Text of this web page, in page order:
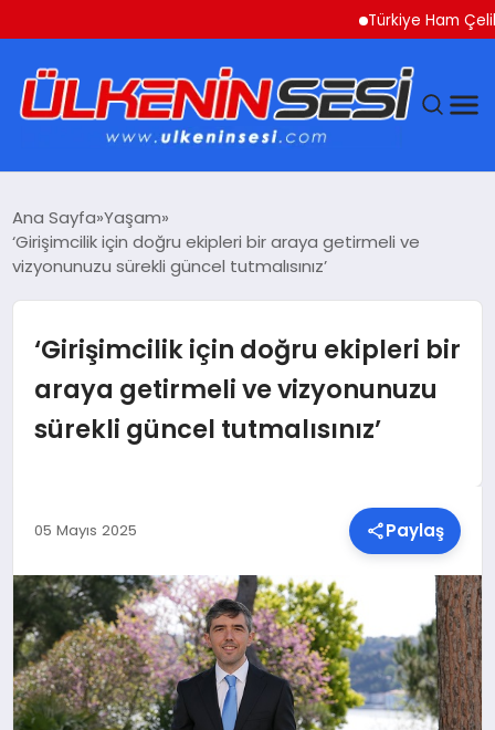
Türkiye Ham Çelik
EKONOMI
MAGAZIN
SAĞLIK
TEKNOLOJI
YAŞAM
MALATYA HABERLERI
Ana Sayfa Yaşam
‘Girişimcilik için doğru ekipleri bir araya getirmeli ve
vizyonunuzu sürekli güncel tutmalısınız’
‘Girişimcilik için doğru ekipleri bir
araya getirmeli ve vizyonunuzu
sürekli güncel tutmalısınız’
05 Mayıs 2025 Paylaş